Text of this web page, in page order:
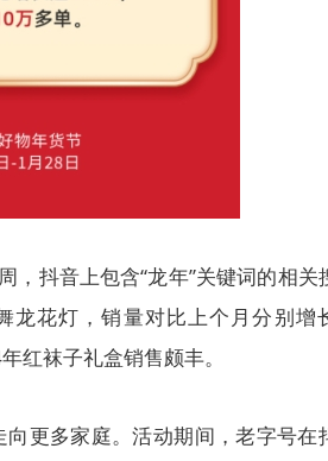
，抖音上包含“龙年”关键词的相关
龙花灯，销量对比上个月分别增
红袜子礼盒销售颇丰。
更多家庭。活动期间，老字号在